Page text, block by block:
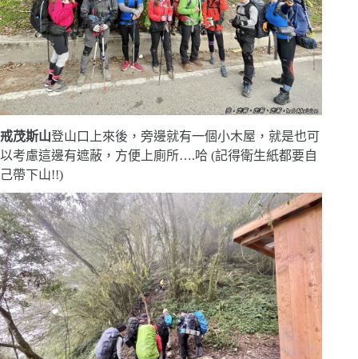
戒茂斯山登山口上來後，旁邊就有一個小木屋，就是也可
以考慮這邊有遮蔽，方便上廁所….哈 (記得衛生紙都要自
己帶下山!!)